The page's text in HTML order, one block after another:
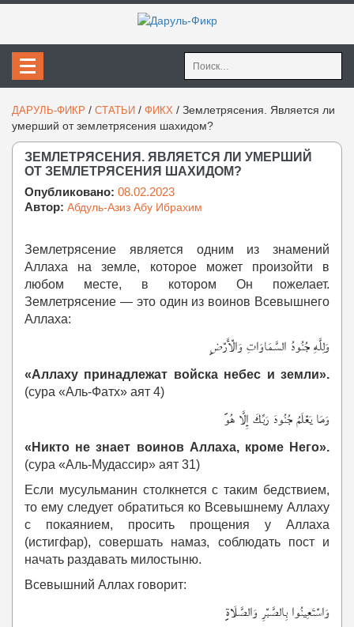
Найти:
ДАРУЛЬ-ФИКР / СТАТЬИ / ФИКХ / Землетрясения. Является ли
умерший от землетрясения шахидом?
ЗЕМЛЕТРЯСЕНИЯ. ЯВЛЯЕТСЯ ЛИ УМЕРШИЙ
ОТ ЗЕМЛЕТРЯСЕНИЯ ШАХИДОМ?
Опубликовано: 08.02.2023
Автор: Абдуль-Азиз Абу Ибрахим
Землетрясение является одним из знамений
Аллаха на земле, которое может произойти в
любом месте, в котором Он пожелает.
Землетрясение — это один из воинов Всевышнего
Аллаха:
وَلِلَّهِ جُنُودُ السَّمَاوَاتِ وَالْأَرْض
«Аллаху принадлежат войска небес и земли».
(сура «Аль-Фатх» аят 4)
وَمَا يَعْلَمُ جُنُودَ رَبِّكَ إِلَّا هُو
«Никто не знает воинов Аллаха, кроме Него».
(сура «Аль-Мудассир» аят 31)
Если мусульманин столкнется с таким бедствием,
то ему следует обратиться ко Всевышнему Аллаху
с покаянием, просить прощения у Аллаха
(истигфар), совершать намаз, соблюдать пост и
начать раздавать милостыню.
Всевышний Аллах говорит:
وَاسْتَعِينُوا بِالصَّبْرِ وَالصَّلَاة